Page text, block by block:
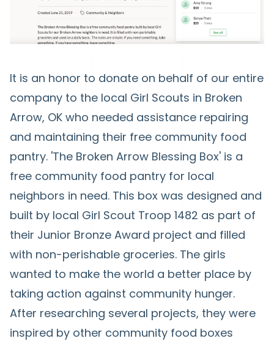
It is an honor to donate on behalf of our entire
company to the local Girl Scouts in Broken
Arrow, OK who needed assistance repairing
and maintaining their free community food
pantry. 'The Broken Arrow Blessing Box' is a
free community food pantry for local
neighbors in need. This box was designed and
built by local Girl Scout Troop 1482 as part of
their Junior Bronze Award project and filled
with non-perishable groceries. The girls
wanted to make the world a better place by
taking action against community hunger.
After researching several projects, they were
inspired by other community food boxes